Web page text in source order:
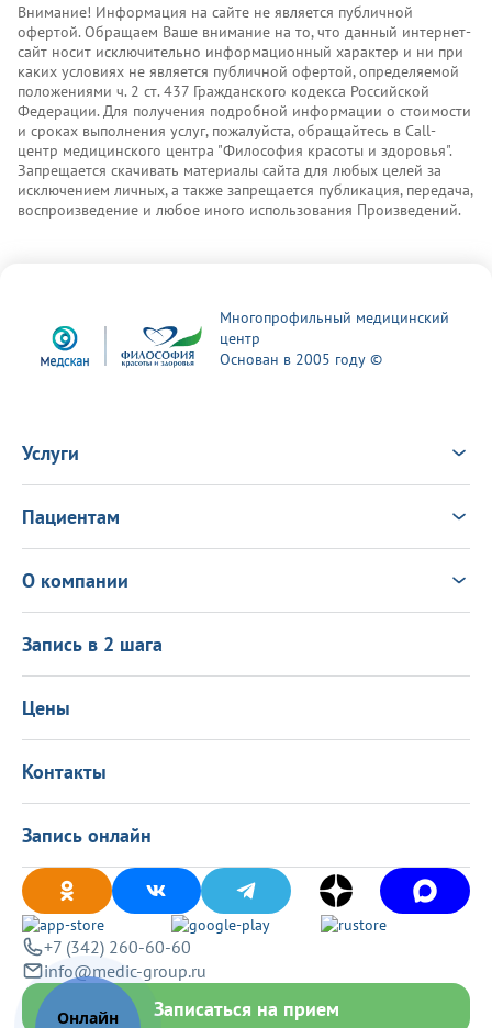
Внимание! Информация на сайте не является публичной
офертой. Обращаем Ваше внимание на то, что данный интернет-
сайт носит исключительно информационный характер и ни при
каких условиях не является публичной офертой, определяемой
положениями ч. 2 ст. 437 Гражданского кодекса Российской
Федерации. Для получения подробной информации о стоимости
и сроках выполнения услуг, пожалуйста, обращайтесь в Call-
центр медицинского центра "Философия красоты и здоровья".
Запрещается скачивать материалы сайта для любых целей за
исключением личных, а также запрещается публикация, передача,
воспроизведение и любое иного использования Произведений.
Многопрофильный медицинский
центр
Основан в 2005 году ©
Услуги
Врачи
Консультация Онлайн
Выезд врача на дом
Пациентам
Новости
Политика в области качества
Подарочные сертификаты
Программа лояльности
О компании
Информация для пациентов
Лицензиии
Вакансии
Политика конфиденциальности
Запись в 2 шага
Цены
Контакты
Запись онлайн
+7 (342) 260-60-60
info@medic-group.ru
Записаться на прием